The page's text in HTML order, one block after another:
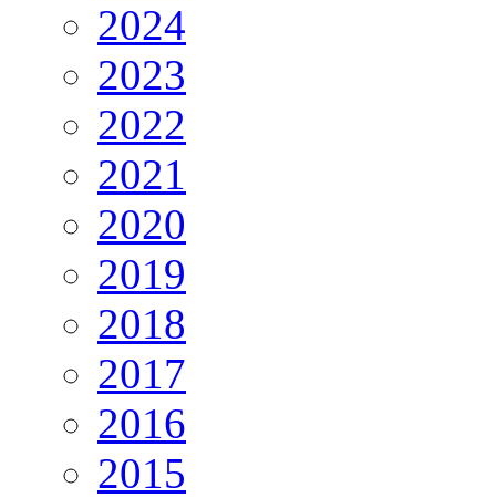
2024
2023
2022
2021
2020
2019
2018
2017
2016
2015